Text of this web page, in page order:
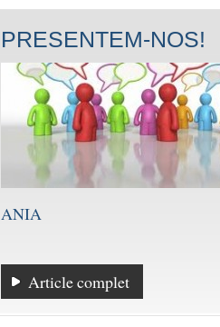
PRESENTEM-NOS!
ANIA
Article complet